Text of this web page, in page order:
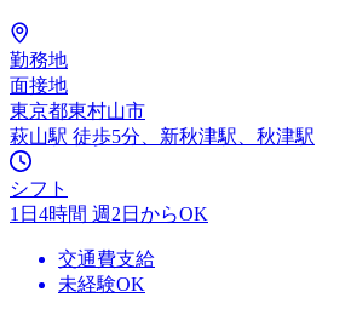
勤務地
面接地
東京都東村山市
萩山駅 徒歩5分、新秋津駅、秋津駅
シフト
1日4時間 週2日からOK
交通費支給
未経験OK